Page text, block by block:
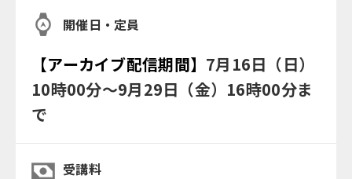
開催日・定員
【アーカイブ配信期間】 7月16日（日）
10時00分～9月29日（金）16時00分ま
で
受講料